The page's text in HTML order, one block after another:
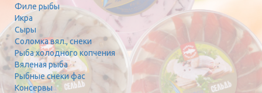
Филе рыбы
Икра
Сыры
Соломка вял., снеки
Рыба холодного копчения
Вяленая рыба
Рыбные снеки фас
Консервы